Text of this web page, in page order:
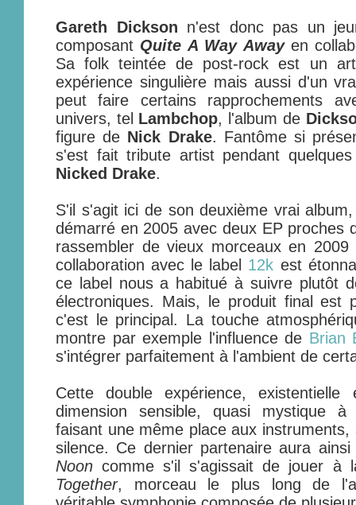
Gareth Dickson n'est donc pas un
composant Quite A Way Awayen
Sa folk teintée de post-rock est un
expérience singulière mais aussi d'un
peut faire certains rapprochements
univers, tel Lambchop, l'album de
figure de Nick Drake. Fantôme si
s'est fait tribute artist pendant
Nicked Drake.
S'il s'agit ici de son deuxième vrai
démarré en 2005 avec deux EP proches
rassembler de vieux morceaux en
collaboration avec le label 12k est
ce label nous a habitué à suivre plutôt
électroniques. Mais, le produit final est
c'est le principal. La touche
montre par exemple l'influence de Brian
s'intégrer parfaitement à l'ambient de
Cette double expérience,
dimension sensible, quasi mystique
faisant une même place aux
silence. Ce dernier partenaire aura
Noon comme s'il s'agissait de jouer à
Together, morceau le plus long de